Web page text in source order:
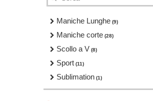
Maniche Lunghe (9)
Maniche corte (28)
Scollo a V (8)
Sport (11)
Sublimation (1)